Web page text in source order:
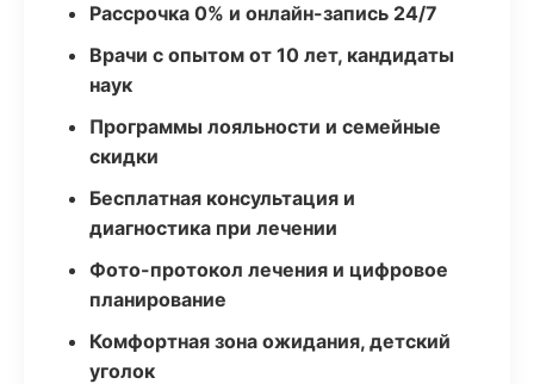
Рассрочка 0% и онлайн-запись 24/7
Врачи с опытом от 10 лет, кандидаты
наук
Программы лояльности и семейные
скидки
Бесплатная консультация и
диагностика при лечении
Фото-протокол лечения и цифровое
планирование
Комфортная зона ожидания, детский
уголок